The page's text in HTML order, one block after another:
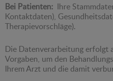
Bei Patienten: Ihre
Kontaktdaten),
Therapievorschläge).
Die Datenverarbeitung erfolgt
Vorgaben, um den
Ihrem Arzt und die damit